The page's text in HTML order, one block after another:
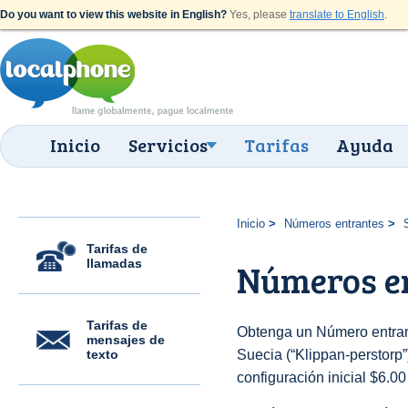
Do you want to view this website in English? Yes, please translate to English.
Inicio Servicios Tarifas Ayuda
Tarifas de
llamadas
Tarifas de
mensajes de
texto
Inicio Números entrantes
Números
Obtenga un Número
Suecia (“Klippan-
configuración inicial